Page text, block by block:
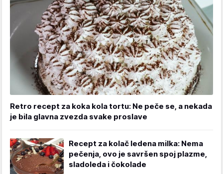
Retro recept za koka kola tortu: Ne peče se, a nekada
je bila glavna zvezda svake proslave
Recept za kolač ledena milka: Nema
pečenja, ovo je savršen spoj plazme,
sladoleda i čokolade